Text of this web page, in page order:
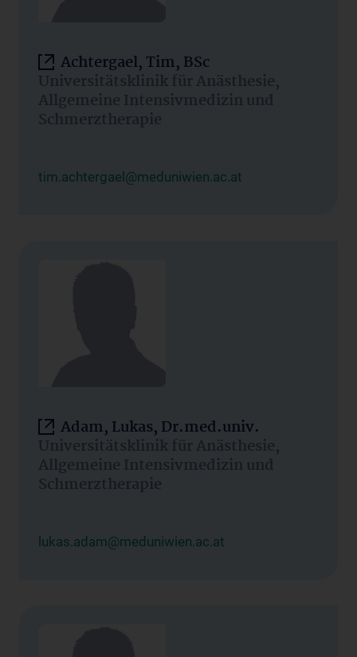
Achtergael, Tim, BSc
Universitätsklinik für Anästhesie,
Allgemeine Intensivmedizin und
Schmerztherapie
tim.achtergael@meduniwien.ac.at
Adam, Lukas, Dr.med.univ.
Universitätsklinik für Anästhesie,
Allgemeine Intensivmedizin und
Schmerztherapie
lukas.adam@meduniwien.ac.at